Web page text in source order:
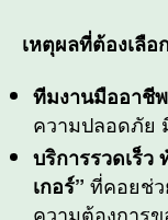
เหตุผลที่ต้องเลือ
ทีมงานมืออาชีพ
ความปลอดภัย
บริการรวดเร็ว
เกอร์” ที่คอยช่ว
ความต้องการ